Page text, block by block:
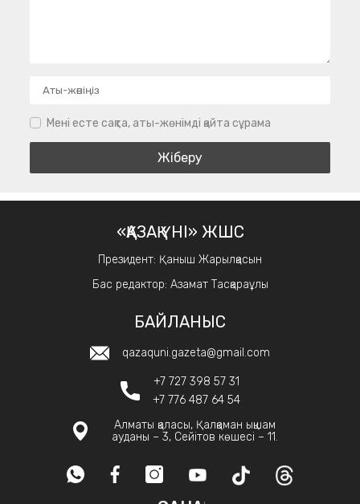
Мені есте сақта, аты-жөнімді қайта сұрама
«ҚАЗАҚ ҮНІ» ЖШС
Президент: Қаныш Жарылқасын
Бас редактор: Азамат Тасқараұлы
БАЙЛАНЫС
qazaquni.gazeta@gmail.com
+7 727 398 57 31
+7 776 487 64 54
Алматы қаласы, Қалқаман ықшам
ауданы – 3, Сейітов көшесі – 11.